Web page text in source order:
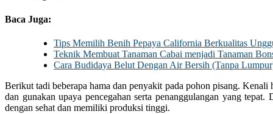
Baca Juga:
Tips Memilih Benih Pepaya California Berkualitas
Teknik Membuat Tanaman Cabai menjadi Tanaman
Cara Budidaya Belut Dengan Air Bersih (Tanpa
Berikut tadi beberapa hama dan penyakit pada pohon pisang. Kenali
dan gunakan upaya pencegahan serta penanggulangan yang
dengan sehat dan memiliki produksi tinggi.